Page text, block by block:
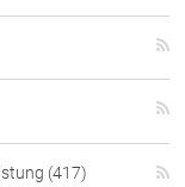
(417)